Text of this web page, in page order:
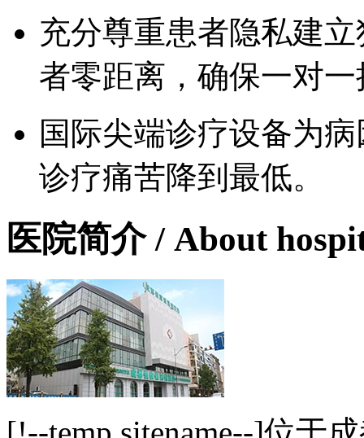
充分尊重患者隐私建
者零距离，确保一对
国际尖端诊疗设备为
诊疗痛苦降到最低。
医院简介 / About